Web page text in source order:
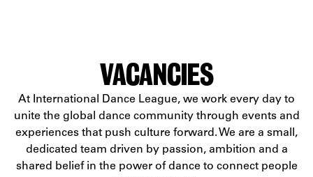
VACANCIES
At International Dance League, we work every day to
unite the global dance community through events and
experiences that push culture forward. We are a small,
dedicated team driven by passion, ambition and a
shared belief in the power of dance to connect people